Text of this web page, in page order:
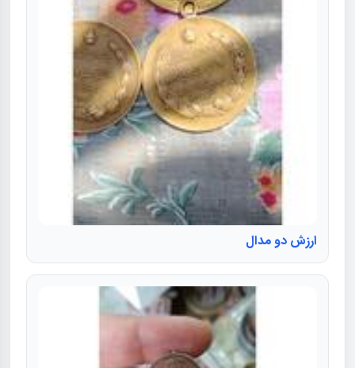
ارزش دو مدال